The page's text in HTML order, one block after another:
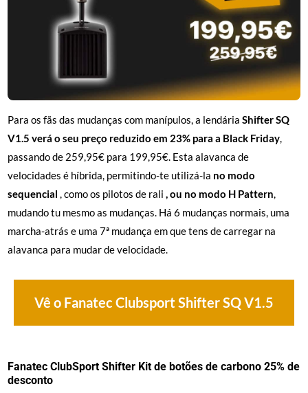
Para os fãs das mudanças com manípulos, a lendáriaShifter SQ
V1.5 verá o seu preço reduzido em 23% para a Black Friday
passando de 259,95€ para 199,95€. Esta alavanca de
velocidades é híbrida, permitindo-te utilizá-la no modo
sequencial , como os pilotos de rali , ou no modo H Pattern
mudando tu mesmo as mudanças. Há 6 mudanças normais, uma
marcha-atrás e uma 7ª mudança em que tens de carregar na
alavanca para mudar de velocidade.
Vê o Fanatec Clubsport Shifter SQ V1.5
Fanatec ClubSport Shifter Kit de botões de carbono 25% de
desconto